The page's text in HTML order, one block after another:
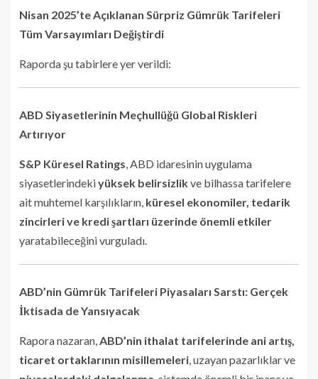
Nisan 2025’te Açıklanan Sürpriz Gümrük Tarifeleri
Tüm Varsayımları Değiştirdi
Raporda şu tabirlere yer verildi:
ABD Siyasetlerinin Meçhullüğü Global Riskleri
Artırıyor
S&P Küresel Ratings, ABD idaresinin uygulama
siyasetlerindekiyüksek belirsizlikve bilhassa tarifelere
ait muhtemel karşılıkların, küresel ekonomiler, tedarik
zincirleri ve kredi şartları üzerinde önemli etkiler
yaratabileceğini vurguladı.
ABD’nin Gümrük Tarifeleri Piyasaları Sarstı: Gerçek
İktisada de Yansıyacak
Rapora nazaran,ABD’nin ithalat tarifelerinde ani artış,
ticaret ortaklarının misillemeleri, uzayan pazarlıklar ve